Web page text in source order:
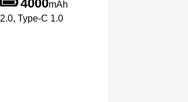
4000mAh
2.0, Type-C 1.0